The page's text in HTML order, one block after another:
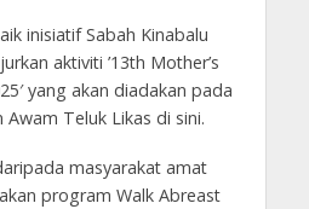
inisiatif Sabah Kinabalu
aktiviti ’13th Mother’s
yang akan diadakan pada
Teluk Likas di sini.
masyarakat amat
program Walk Abreast